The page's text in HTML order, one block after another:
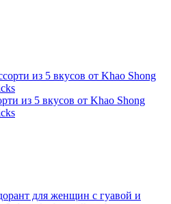
из 5 вкусов от Khao Shong